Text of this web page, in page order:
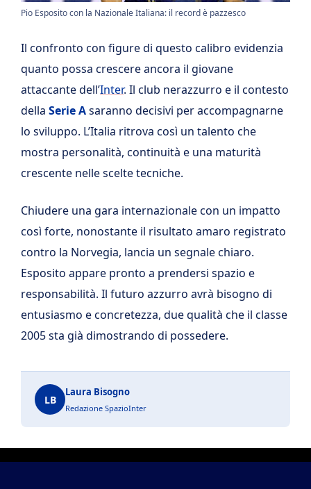
Pio Esposito con la Nazionale Italiana: il record è pazzesco
Il confronto con figure di questo calibro evidenzia
quanto possa crescere ancora il giovane
attaccante dell’Inter. Il club nerazzurro e il contesto
della Serie Asaranno decisivi per accompagnarne
lo sviluppo. L’Italia ritrova così un talento che
mostra personalità, continuità e una maturità
crescente nelle scelte tecniche.
Chiudere una gara internazionale con un impatto
così forte, nonostante il risultato amaro registrato
contro la Norvegia, lancia un segnale chiaro.
Esposito appare pronto a prendersi spazio e
responsabilità. Il futuro azzurro avrà bisogno di
entusiasmo e concretezza, due qualità che il classe
2005 sta già dimostrando di possedere.
LB
Laura Bisogno
Redazione SpazioInter